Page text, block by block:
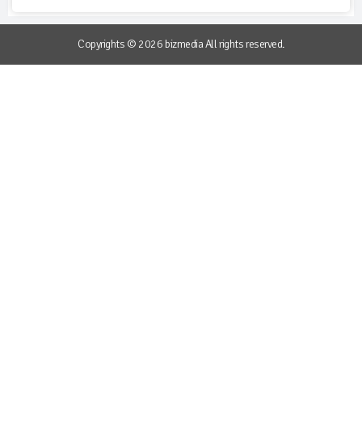
Copyrights © 2026 bizmedia All rights reserved.